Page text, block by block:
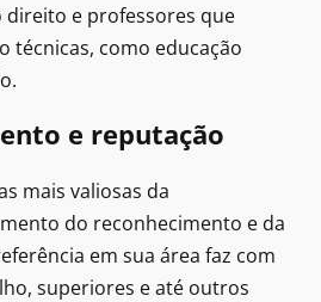
direito e professores que
técnicas, como educação
e reputação
mais valiosas da
do reconhecimento e da
em sua área faz com
superiores e até outros